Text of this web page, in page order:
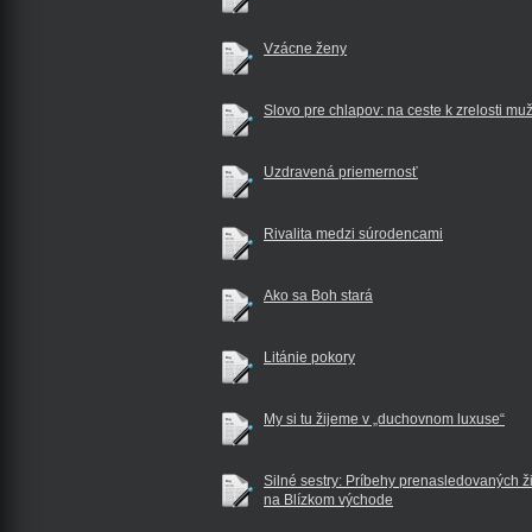
Vzácne ženy
Slovo pre chlapov: na ceste k zrelosti
Uzdravená priemernosť
Rivalita medzi súrodencami
Ako sa Boh stará
Litánie pokory
My si tu žijeme v „duchovnom luxuse“
Silné sestry: Príbehy prenasledovaných
na Blízkom východe